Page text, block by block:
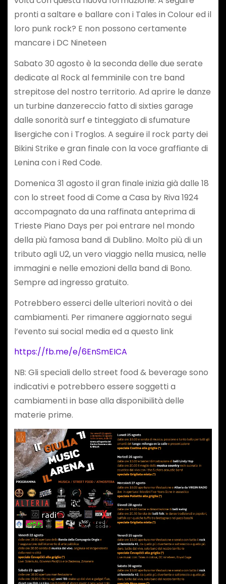
pronti a saltare e ballare con i Tales in Colour ed il
loro punk rock? E non possono certamente
mancare i DC Nineteen
Sabato 30 agosto è la seconda delle due serate
dedicate al Rock al femminile con tre band
strepitose del nostro territorio. Ad aprire le danze
un turbine danzereccio fatto di sixties garage
dalle sonorità surf e tinteggiato di sfumature
lisergiche con i Troglos. A seguire il rock party dei
Bikini Strike e gran finale con la voce graffiante di
Lenina con i Red Code.
Domenica 31 agosto il gran finale inizia già dalle 18
con lo street food di Come a Casa by Riva 1924
accompagnato da una raffinata anteprima di
Trieste Piano Days per poi entrare nel mondo
della più famosa band di Dublino. Molto più di un
tributo agli U2, un vero viaggio nella musica, nelle
immagini e nelle emozioni della band di Bono.
Sempre ad ingresso gratuito.
Potrebbero esserci delle ulteriori novità o dei
cambiamenti. Per rimanere aggiornato segui
l’evento sui social media ed a questo link
https://fb.me/e/6EnSmEICA
NB: Gli speciali dello street food & beverage sono
indicativi e potrebbero essere soggetti a
cambiamenti in base alla disponibilità delle
materie prime.